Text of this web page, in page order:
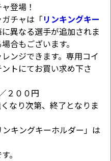
登場！
チャは「リンキングキー
異なる選手が追加されま
合もございます。
ンジできます。専用コイ
トにてお買い求め下さ
２００円
なり次第、終了となりま
キングキーホルダー」は
。